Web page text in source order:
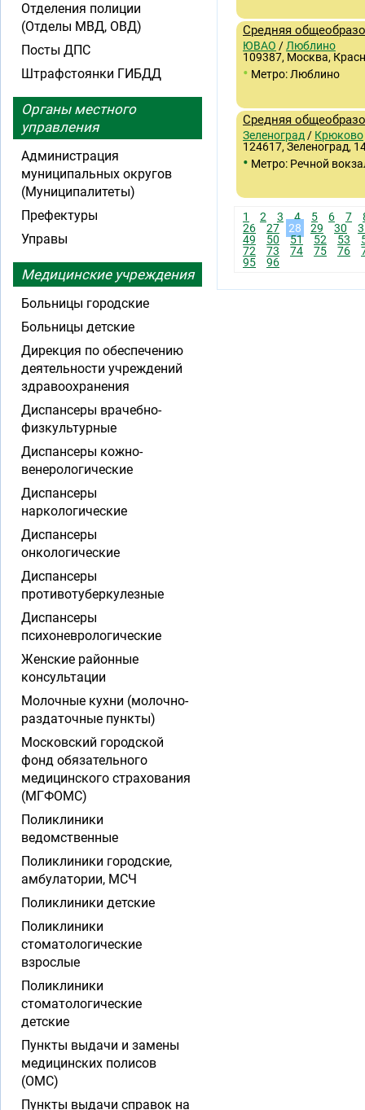
Средняя
ЮВАО / Люблино
109387, Москва,
• Метро: Люблино
Средняя
Зеленоград / Крюково
124617, Зеленоград,
• Метро: Речной
1 2 3 4 5 6 7
26
27 28 29 30
49
50 51 52 53
72
73 74 75 76
95
96
Отделения полиции
(Отделы МВД, ОВД)
Посты ДПС
Штрафстоянки ГИБДД
Органы местного
управления
Администрация
муниципальных округов
(Муниципалитеты)
Префектуры
Управы
Медицинские учреждения
Больницы городские
Больницы детские
Дирекция по обеспечению
деятельности учреждений
здравоохранения
Диспансеры врачебно-
физкультурные
Диспансеры кожно-
венерологические
Диспансеры
наркологические
Диспансеры
онкологические
Диспансеры
противотуберкулезные
Диспансеры
психоневрологические
Женские районные
консультации
Молочные кухни (молочно-
раздаточные пункты)
Московский городской
фонд обязательного
медицинского страхования
(МГФОМС)
Поликлиники
ведомственные
Поликлиники городские,
амбулатории, МСЧ
Поликлиники детские
Поликлиники
стоматологические
взрослые
Поликлиники
стоматологические
детские
Пункты выдачи и замены
медицинских полисов
(ОМС)
Пункты выдачи справок на